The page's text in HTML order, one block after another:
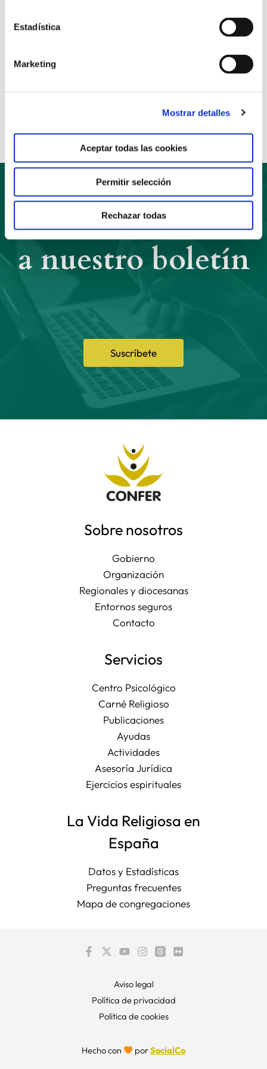
Estadística
Marketing
Mostrar detalles
Aceptar todas las cookies
Permitir selección
Rechazar todas
Para descargar los materiales pincha
Suscríbete
Suscríbete
a nuestro boletín
Sobre nosotros
Gobierno
Organización
Regionales y diocesanas
Entornos seguros
Contacto
Servicios
Centro Psicológico
Carné Religioso
Publicaciones
Ayudas
Actividades
Asesoría Jurídica
Ejercicios espirituales
La Vida Religiosa en
España
Datos y Estadísticas
Preguntas frecuentes
Mapa de congregaciones
Aviso legal
Política de privacidad
Política de cookies
Hecho con porSocialCo